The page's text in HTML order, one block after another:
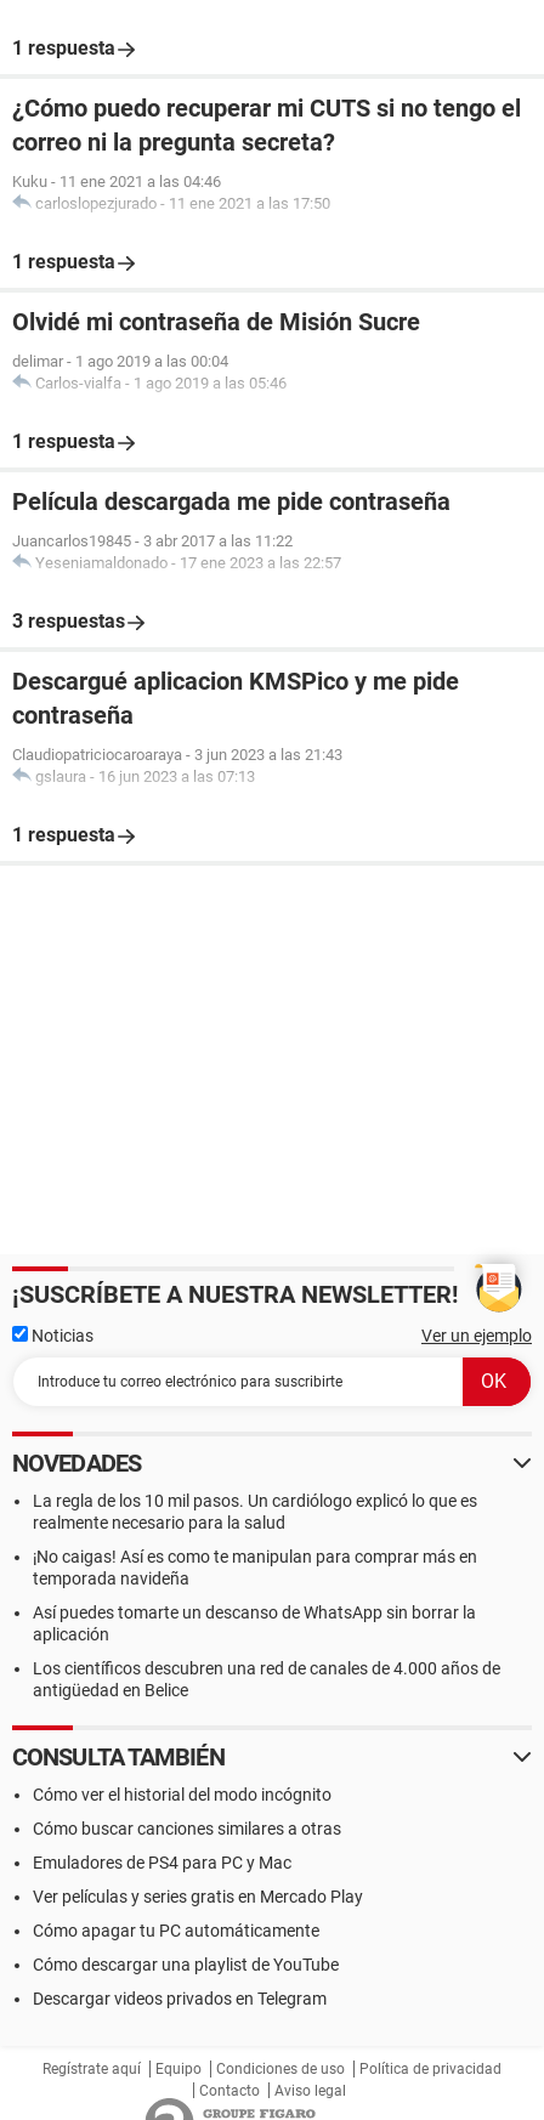
1 respuesta
¿Cómo puedo recuperar mi CUTS si no tengo el
correo ni la pregunta secreta?
Kuku - 11 ene 2021 a las 04:46
carloslopezjurado - 11 ene 2021 a las 17:50
1 respuesta
Olvidé mi contraseña de Misión Sucre
delimar - 1 ago 2019 a las 00:04
Carlos-vialfa - 1 ago 2019 a las 05:46
1 respuesta
Película descargada me pide contraseña
Juancarlos19845 - 3 abr 2017 a las 11:22
Yeseniamaldonado - 17 ene 2023 a las 22:57
3 respuestas
Descargué aplicacion KMSPico y me pide
contraseña
Claudiopatriciocaroaraya - 3 jun 2023 a las 21:43
gslaura - 16 jun 2023 a las 07:13
1 respuesta
¡SUSCRÍBETE A NUESTRA NEWSLETTER!
Noticias Ver un ejemplo
NOVEDADES
La regla de los 10 mil pasos. Un cardiólogo explicó lo que es
realmente necesario para la salud
¡No caigas! Así es como te manipulan para comprar más en
temporada navideña
Así puedes tomarte un descanso de WhatsApp sin borrar la
aplicación
Los científicos descubren una red de canales de 4.000 años de
antigüedad en Belice
CONSULTA TAMBIÉN
Cómo ver el historial del modo incógnito
Cómo buscar canciones similares a otras
Emuladores de PS4 para PC y Mac
Ver películas y series gratis en Mercado Play
Cómo apagar tu PC automáticamente
Cómo descargar una playlist de YouTube
Descargar videos privados en Telegram
Regístrate aquí Equipo Condiciones de uso
Política de privacidad
Contacto
Aviso legal